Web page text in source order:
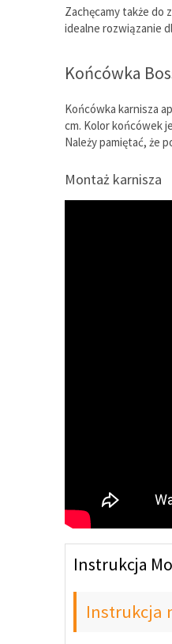
Zachęcamy także do
idealne rozwiązanie
Końcówka
Końcówka karnisza
cm. Kolor końcówek
Należy pamiętać, że
Montaż karnisza
Instrukcja
Instrukcja